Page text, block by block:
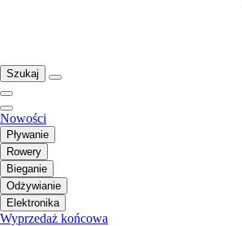
Szukaj
Nowości
Pływanie
Rowery
Bieganie
Odżywianie
Elektronika
Wyprzedaż końcowa